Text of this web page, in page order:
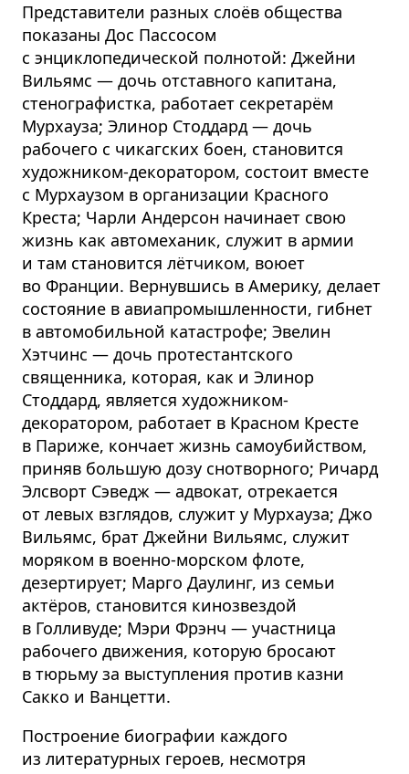
Представители разных слоёв общества
показаны Дос Пассосом
с энциклопедической полнотой: Джейни
Вильямс — дочь отставного капитана,
стенографистка, работает секретарём
Мурхауза; Элинор Стоддард — дочь
рабочего с чикагских боен, становится
художником-декоратором, состоит вместе
с Мурхаузом в организации Красного
Креста; Чарли Андерсон начинает свою
жизнь как автомеханик, служит в армии
и там становится лётчиком, воюет
во Франции. Вернувшись в Америку, делает
состояние в авиапромышленности, гибнет
в автомобильной катастрофе; Эвелин
Хэтчинс — дочь протестантского
священника, которая, как и Элинор
Стоддард, является художником-
декоратором, работает в Красном Кресте
в Париже, кончает жизнь самоубийством,
приняв большую дозу снотворного; Ричард
Элсворт Сэведж — адвокат, отрекается
от левых взглядов, служит у Мурхауза; Джо
Вильямс, брат Джейни Вильямс, служит
моряком в военно-морском флоте,
дезертирует; Марго Даулинг, из семьи
актёров, становится кинозвездой
в Голливуде; Мэри Фрэнч — участница
рабочего движения, которую бросают
в тюрьму за выступления против казни
Сакко и Ванцетти.
Построение биографии каждого
из литературных героев, несмотря